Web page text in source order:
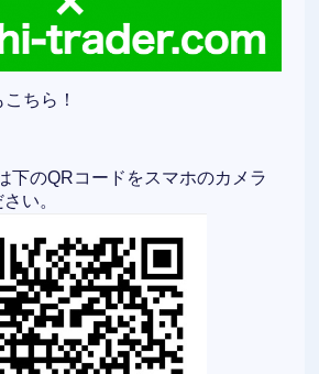
ちら！
下のQRコードをスマホのカメラ
い。